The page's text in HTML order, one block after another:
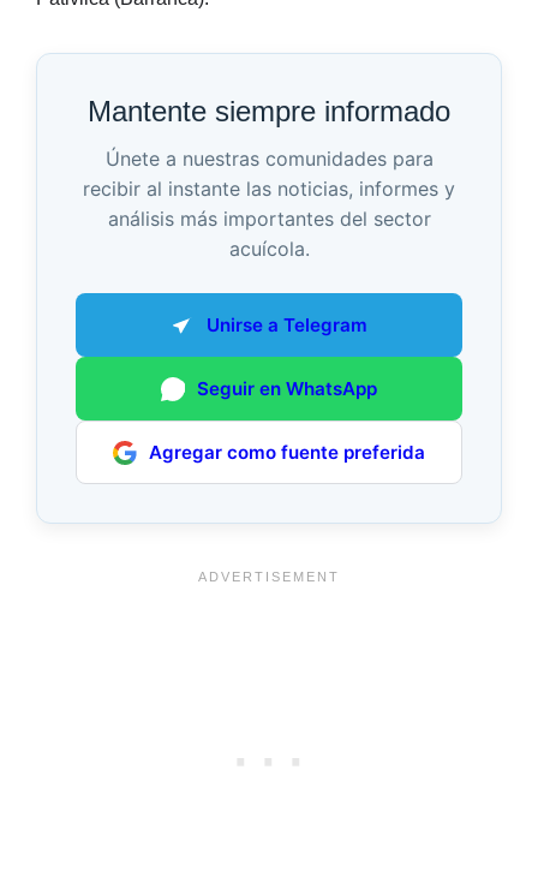
Mantente siempre informado
Únete a nuestras comunidades para
recibir al instante las noticias, informes y
análisis más importantes del sector
acuícola.
Unirse a Telegram
Seguir en WhatsApp
Agregar como fuente preferida